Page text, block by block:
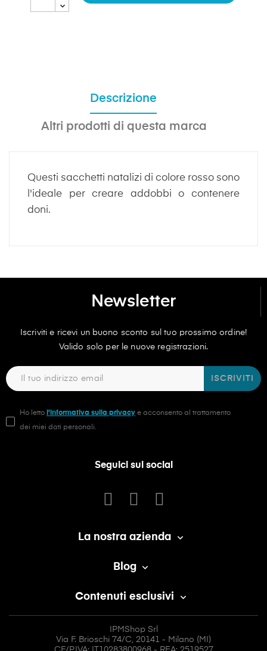
Descrizione
Altri prodotti di questa marca
Questi sacchetti natalizi di colore rosso sono
l'ideale per creare addobbi o contenere
doni.
Newsletter
Iscriviti e ricevi un buono sconto sul tuo prossimo ordine!
Valido solo per le nuove registrazioni.
ISCRIVITI
Ho letto l'informativa sulla privacy e acconsento al trattamento
dei miei dati personali.
Seguici sui social
La nostra azienda 
Blog 
Contenuti esclusivi 
IPMShop Srl
Via F. Brioschi 74/C, 20141 - Milano (MI)